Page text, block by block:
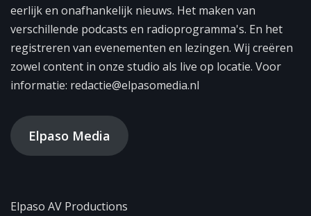
eerlijk en onafhankelijk nieuws. Het maken van
verschillende podcasts en radioprogramma's. En het
registreren van evenementen en lezingen. Wij creëren
zowel content in onze studio als live op locatie. Voor
informatie: redactie@elpasomedia.nl
Elpaso Media
Elpaso AV Productions